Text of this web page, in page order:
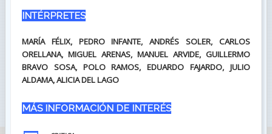
INTÉRPRETES
MARÍA FÉLIX, PEDRO INFANTE, ANDRÉS SOLER, CARLOS
ORELLANA, MIGUEL ARENAS, MANUEL ARVIDE, GUILLERMO
BRAVO SOSA, POLO RAMOS, EDUARDO FAJARDO, JULIO
ALDAMA, ALICIA DEL LAGO
MÁS INFORMACIÓN DE INTERÉS